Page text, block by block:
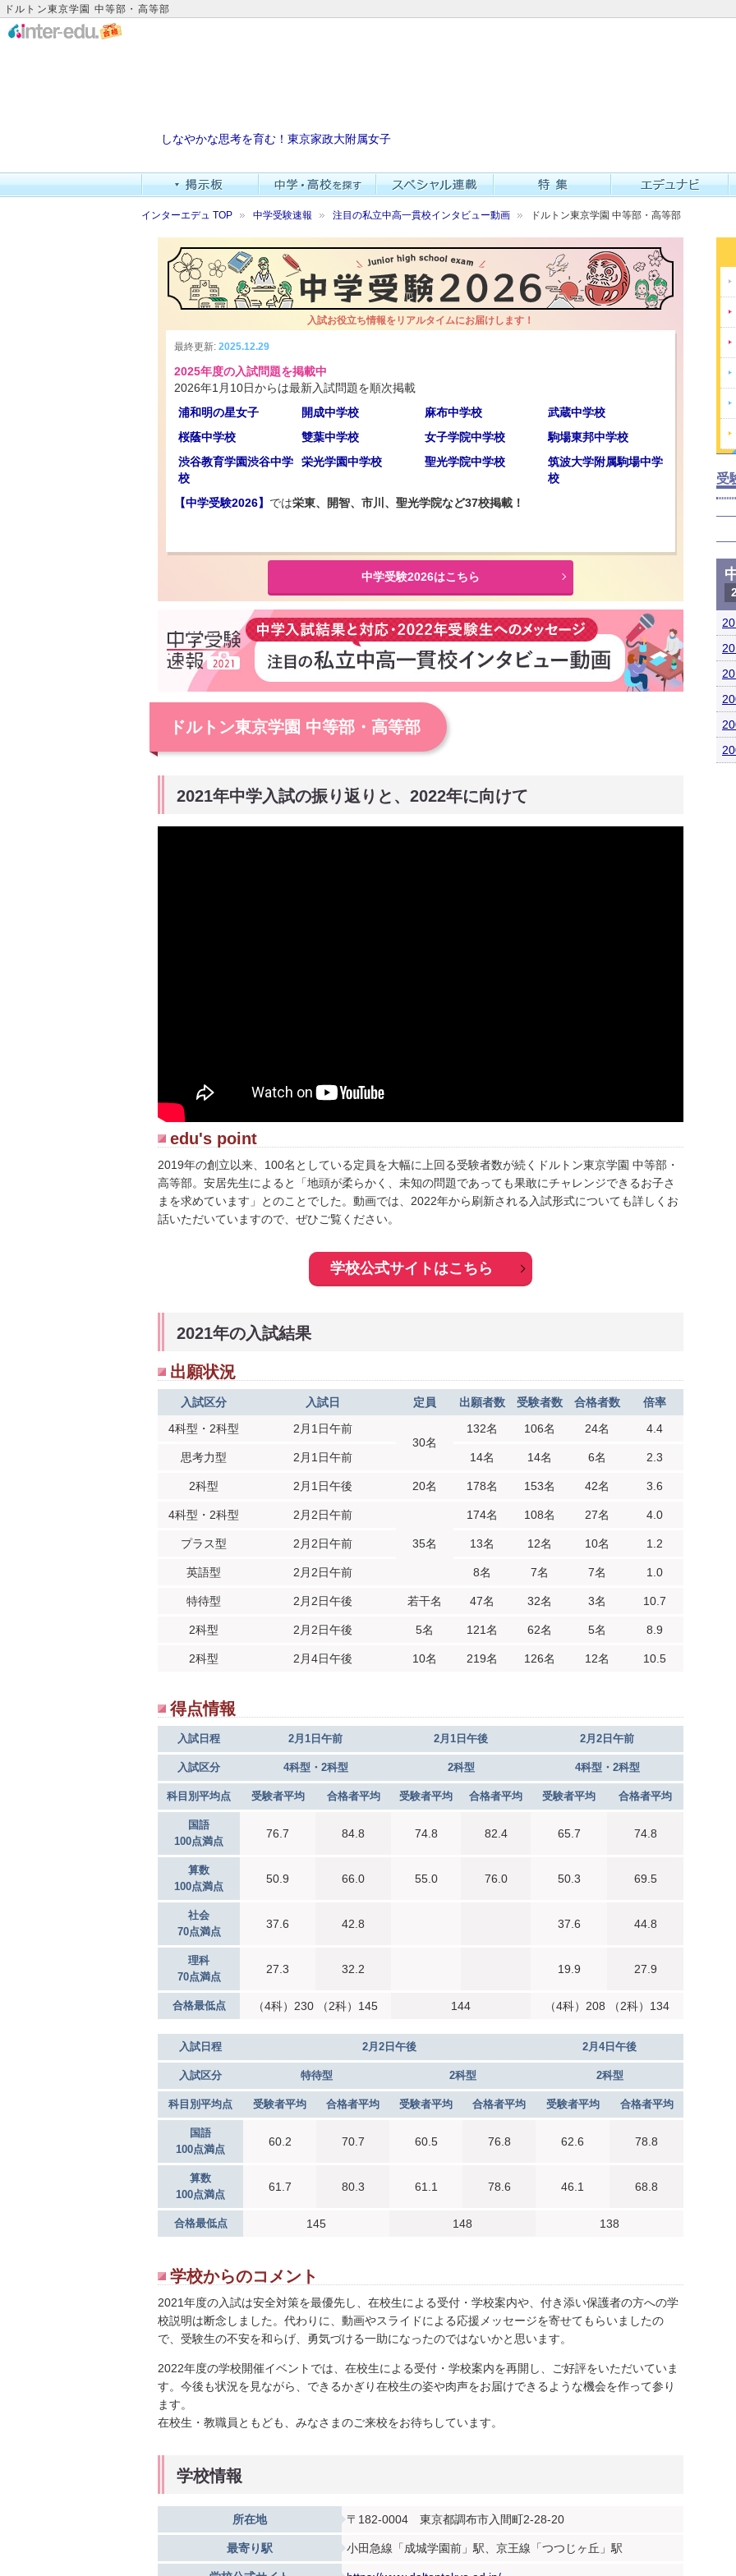
ドルトン東京学園 中等部・高等部
しなやかな思考を育む！東京家政大附属女子
インターエデュ TOP 中学受験速報 注目の私立中高一貫校インタビュー動画 ドルトン東京学園 中等部・高等部
入試お役立ち情報をリアルタイムにお届けします！
最終更新: 2025.12.29
2025年度の入試問題を掲載中
2026年1月10日からは最新入試問題を順次掲載
浦和明の星女子
開成中学校 麻布中学校
武蔵中学校
桜蔭中学校
雙葉中学校 女子学院中学校
駒場東邦中学校
渋谷教育学園渋谷中学
校
栄光学園中学校 聖光学院中学校
筑波大学附属駒場中学
校
【中学受験2026】 では栄東、開智、市川、聖光学院など37校掲載！
中学受験2026はこちら
ドルトン東京学園 中等部・高等部
2021年中学入試の振り返りと、2022年に向けて
edu's point
2019年の創立以来、100名としている定員を大幅に上回る受験者数が続くドルトン東京学園 中等部・
高等部。安居先生によると「地頭が柔らかく、未知の問題であっても果敢にチャレンジできるお子さ
まを求めています」とのことでした。動画では、2022年から刷新される入試形式についても詳しくお
話いただいていますので、ぜひご覧ください。
学校公式サイトはこちら
2021年の入試結果
出願状況
入試区分 入試日 定員 出願者数 受験者数 合格者数
倍率
4科型・2科型
2月1日午前
30名
132名 106名 24名 4.4
思考力型 2月1日午前 14名 14名 6名 2.3
2科型 2月1日午後 20名 178名 153名 42名 3.6
4科型・2科型 2月2日午前
35名
174名 108名 27名 4.0
プラス型 2月2日午前 13名 12名 10名 1.2
英語型 2月2日午前 8名 7名 7名 1.0
特待型 2月2日午後 若干名 47名 32名 3名 10.7
2科型 2月2日午後 5名 121名 62名 5名 8.9
2科型 2月4日午後 10名 219名 126名 12名 10.5
得点情報
入試日程 2月1日午前 2月1日午後 2月2日午前
入試区分 4科型・2科型 2科型 4科型・2科型
科目別平均点 受験者平均 合格者平均 受験者平均 合格者平均 受験者平均 合格者平均
国語
100点満点
76.7 84.8 74.8 82.4 65.7 74.8
算数
100点満点
50.9 66.0 55.0 76.0 50.3 69.5
社会
70点満点
37.6 42.8 37.6 44.8
理科
70点満点
27.3 32.2 19.9 27.9
合格最低点 （4科）230 （2科）145 144 （4科）208 （2科）134
入試日程 2月2日午後 2月4日午後
入試区分 特待型 2科型 2科型
科目別平均点 受験者平均 合格者平均 受験者平均 合格者平均 受験者平均 合格者平均
国語
100点満点
60.2 70.7 60.5 76.8 62.6 78.8
算数
100点満点
61.7 80.3 61.1 78.6 46.1 68.8
合格最低点 145 148 138
学校からのコメント
2021年度の入試は安全対策を最優先し、在校生による受付・学校案内や、付き添い保護者の方への学
校説明は断念しました。代わりに、動画やスライドによる応援メッセージを寄せてもらいましたの
で、受験生の不安を和らげ、勇気づける一助になったのではないかと思います。
2022年度の学校開催イベントでは、在校生による受付・学校案内を再開し、ご好評をいただいていま
す。今後も状況を見ながら、できるかぎり在校生の姿や肉声をお届けできるような機会を作って参り
ます。
在校生・教職員ともども、みなさまのご来校をお待ちしています。
学校情報
所在地 〒182-0004 東京都調布市入間町2-28-20
最寄り駅 小田急線「成城学園前」駅、京王線「つつじヶ丘」駅
受